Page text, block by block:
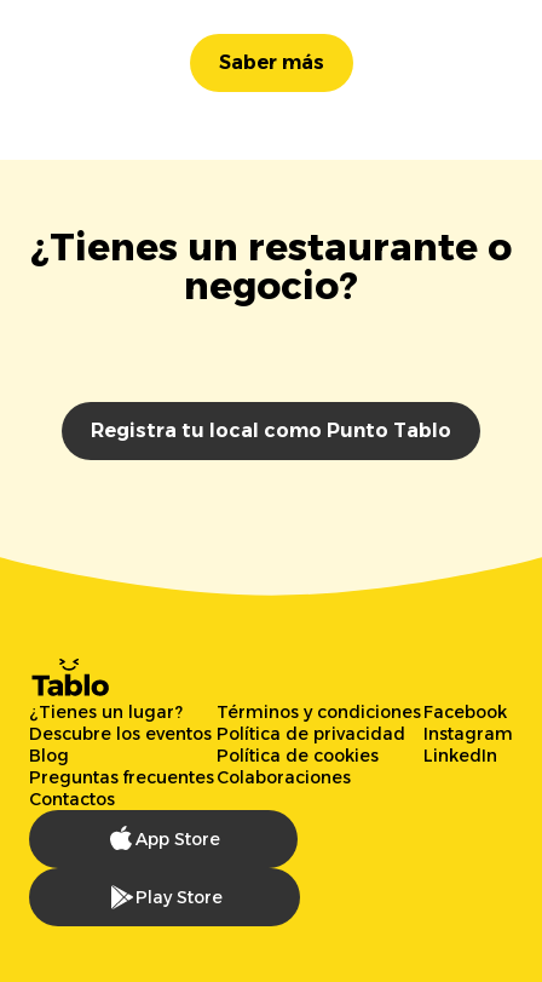
Saber más
¿Tienes un restaurante o
negocio?
Registra tu local como Punto Tablo
¿Tienes un lugar?
Descubre los eventos
Blog
Preguntas frecuentes
Contactos
Términos y condiciones
Política de privacidad
Política de cookies
Colaboraciones
Facebook
Instagram
LinkedIn
App Store
Play Store